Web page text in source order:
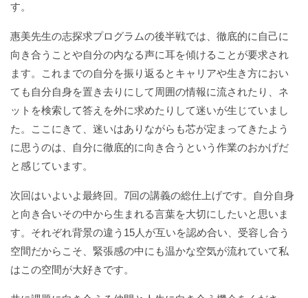
す。
惠美先生の志探求プログラムの後半戦では、徹底的に自己に
向き合うことや自分の内なる声に耳を傾けることが要求され
ます。これまでの自分を振り返るとキャリアや生き方におい
ても自分自身を置き去りにして周囲の情報に流されたり、ネ
ットを検索して答えを外に求めたりして迷いが生じていまし
た。ここにきて、迷いはありながらも芯が定まってきたよう
に思うのは、自分に徹底的に向き合うという作業のおかげだ
と感じています。
次回はいよいよ最終回。7回の講義の総仕上げです。自分自身
と向き合いその中から生まれる言葉を大切にしたいと思いま
す。それぞれ背景の違う15人が互いを認め合い、受容し合う
空間だからこそ、緊張感の中にも温かな空気が流れていて私
はこの空間が大好きです。